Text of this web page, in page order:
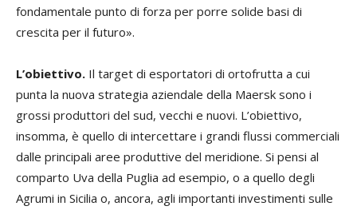
fondamentale punto di forza per porre solide basi di
crescita per il futuro».
L’obiettivo. Il target di esportatori di ortofrutta a cui
punta la nuova strategia aziendale della Maersk sono i
grossi produttori del sud, vecchi e nuovi. L’obiettivo,
insomma, è quello di intercettare i grandi flussi commerciali
dalle principali aree produttive del meridione. Si pensi al
comparto Uva della Puglia ad esempio, o a quello degli
Agrumi in Sicilia o, ancora, agli importanti investimenti sulle